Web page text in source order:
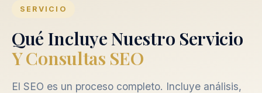
SERVICIO
Qué Incluye Nuestro Servicio
Y Consultas SEO
El SEO es un proceso completo. Incluye análisis,